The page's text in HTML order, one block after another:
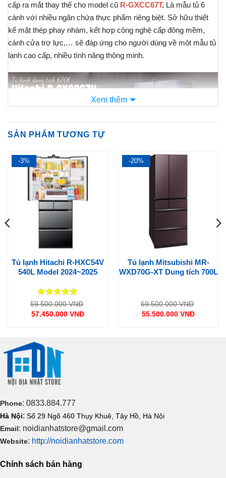
cấp ra mắt thay thế cho model cũ R-GXCC67T. Là mẫu tủ 6
cánh với nhiều ngăn chứa thực phẩm riêng biệt. Sở hữu thiết
kế mặt thép phay nhám, kết hợp công nghệ cấp đông mềm,
cánh cửa trợ lực,… sẽ đáp ứng cho người dùng về một mẫu tủ
lạnh cao cấp, nhiều tính năng thông minh.
Nội Địa Nhật Store
tìm hiểu xem tủ lạnh này có gì đặc biệt
nhé:
Thiết kế sang trọng 6 cánh
Tủ lạnh HitachiR-GXCC67V
được thiết kế mặt thép nhám mờ
tinh tế sang trọng cùng cửa 6 cánh hiện đại, với thiết kế này
thực phẩm được chia làm nhiều ngăn nhỏ giúp tối ưu diện tích,
ngăn mùi và hạn chế thất thoát nhiệt mỗi khi bạn muốn lấy thức
ăn ra ngoài.
Xem thêm
5.00trên 5
dựa trên
1
đánh giá
SẢN PHẨM TƯƠNG TỰ
-3%
Tủ lạnh Hitachi R-HXC54V
540L Model 2024~2025
Được xếp
hạng55
59.500.000VNĐ
57.450.000 VNĐ
là:
-20%
Tủ lạnh Mitsubishi MR-
WXD70G-XT Dung tích 700L
69.500.000VNĐ
55.500.000 VNĐ
là:
Phone: 0833.884.777
Hà Nội: Số 29 Ngõ 460 Thụy Khuê, Tây Hồ, Hà Nội
Email: noidianhatstore@gmail.com
Website: http://noidianhatstore.com
Chính sách bán hàng